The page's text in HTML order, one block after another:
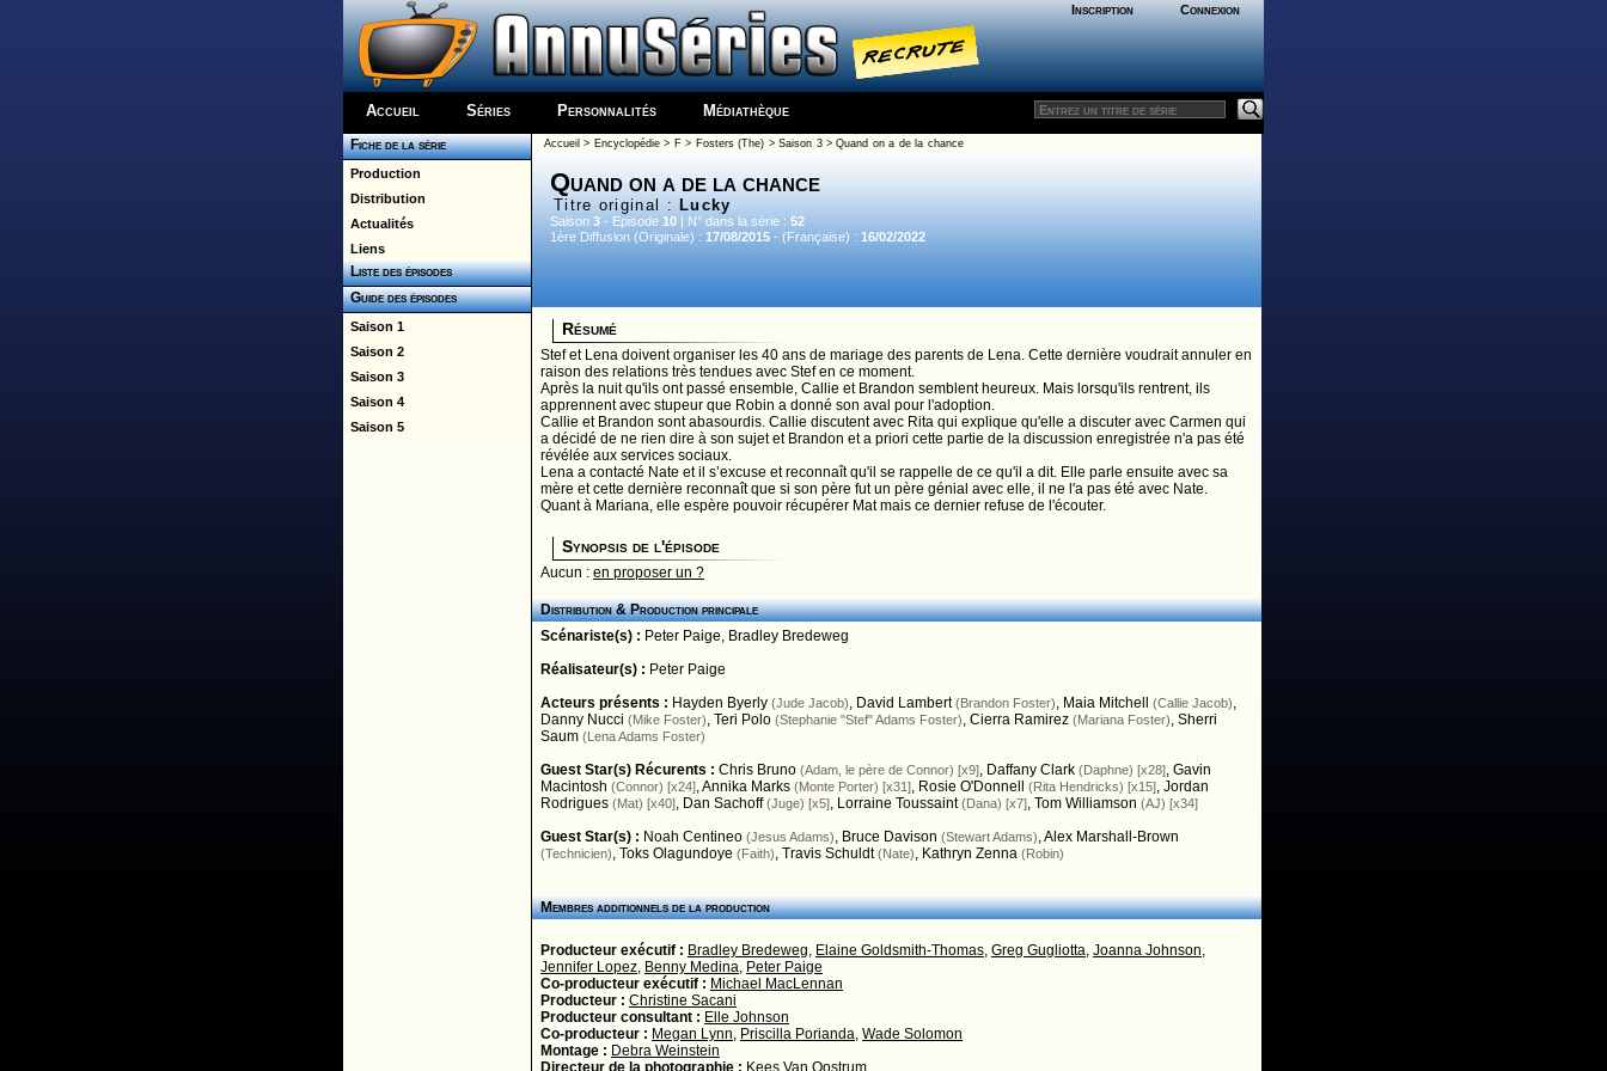
Inscription Connexion
Accueil Séries Personnalités Médiathèque
Fiche de la série
Production
Distribution
Actualités
Liens
Liste des épisodes
Guide des épisodes
Saison 1
Saison 2
Saison 3
Saison 4
Saison 5
Accueil > Encyclopédie> F> Fosters (The) >Saison 3> Quand on a de la chance
Quand on a de la chance
Titre original : Lucky
Saison 3 - Episode 10 | N° dans la série : 52
1ère Diffusion (Originale) : 17/08/2015 - (Française) : 16/02/2022
Résumé
Stef et Lena doivent organiser les 40 ans de mariage des parents de Lena. Cette dernière voudrait annuler en
raison des relations très tendues avec Stef en ce moment.
Après la nuit qu'ils ont passé ensemble, Callie et Brandon semblent heureux. Mais lorsqu'ils rentrent, ils
apprennent avec stupeur que Robin a donné son aval pour l'adoption.
Callie et Brandon sont abasourdis. Callie discutent avec Rita qui explique qu'elle a discuter avec Carmen qui
a décidé de ne rien dire à son sujet et Brandon et a priori cette partie de la discussion enregistrée n'a pas été
révélée aux services sociaux.
Lena a contacté Nate et il s’excuse et reconnaît qu'il se rappelle de ce qu'il a dit. Elle parle ensuite avec sa
mère et cette dernière reconnaît que si son père fut un père génial avec elle, il ne l'a pas été avec Nate.
Quant à Mariana, elle espère pouvoir récupérer Mat mais ce dernier refuse de l'écouter.
Synopsis de l'épisode
Aucun : en proposer un ?
Distribution & Production principale
Scénariste(s) : Peter Paige, Bradley Bredeweg
Réalisateur(s) : Peter Paige
Acteurs présents : Hayden Byerly (Jude Jacob), David Lambert (Brandon Foster), Maia Mitchell (Callie Jacob),
Danny Nucci (Mike Foster), Teri Polo (Stephanie "Stef" Adams Foster), Cierra Ramirez (Mariana Foster), Sherri
Saum (Lena Adams Foster)
Guest Star(s) Récurents : Chris Bruno (Adam, le père de Connor) [x9], Daffany Clark (Daphne) [x28], Gavin
Macintosh (Connor) [x24],Annika Marks (Monte Porter) [x31], Rosie O'Donnell (Rita Hendricks) [x15], Jordan
Rodrigues (Mat) [x40], Dan Sachoff (Juge) [x5], Lorraine Toussaint (Dana) [x7], Tom Williamson (AJ) [x34]
Guest Star(s) : Noah Centineo (Jesus Adams), Bruce Davison (Stewart Adams),Alex Marshall-Brown
(Technicien), Toks Olagundoye (Faith), Travis Schuldt (Nate), Kathryn Zenna (Robin)
Membres additionnels de la production
Producteur exécutif : Bradley Bredeweg, Elaine Goldsmith-Thomas, Greg Gugliotta, Joanna Johnson,
Jennifer Lopez, Benny Medina, Peter Paige
Co-producteur exécutif : Michael MacLennan
Producteur : Christine Sacani
Producteur consultant : Elle Johnson
Co-producteur : Megan Lynn, Priscilla Porianda, Wade Solomon
Montage : Debra Weinstein
Directeur de la photographie : Kees Van Oostrum